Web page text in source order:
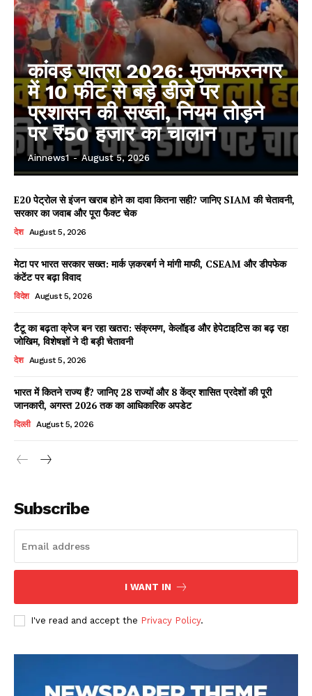
Facebook
X WhatsApp
Share
Read Latest News on AIN
कांवड़ यात्रा 2026: मुजफ्फरनगर
में 10 फीट से बड़े डीजे पर
प्रशासन की सख्ती, नियम तोड़ने
पर ₹50 हजार का चालान
Ainnews1 - August 5, 2026
E20 पेट्रोल से इंजन खराब होने का दावा कितना सही? जानिए SIAM की चेतावनी,
सरकार का जवाब और पूरा फैक्ट चेक
देश August 5, 2026
मेटा पर भारत सरकार सख्त: मार्क ज़करबर्ग ने मांगी माफी, CSEAM और डीपफेक
कंटेंट पर बढ़ा विवाद
विदेश August 5, 2026
टैटू का बढ़ता क्रेज बन रहा खतरा: संक्रमण, केलॉइड और हेपेटाइटिस का बढ़ रहा
जोखिम, विशेषज्ञों ने दी बड़ी चेतावनी
देश August 5, 2026
भारत में कितने राज्य हैं? जानिए 28 राज्यों और 8 केंद्र शासित प्रदेशों की पूरी
जानकारी, अगस्त 2026 तक का आधिकारिक अपडेट
दिल्ली August 5, 2026
Subscribe
I WANT IN
I've read and accept the Privacy Policy.